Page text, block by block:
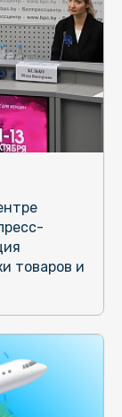
товаров и